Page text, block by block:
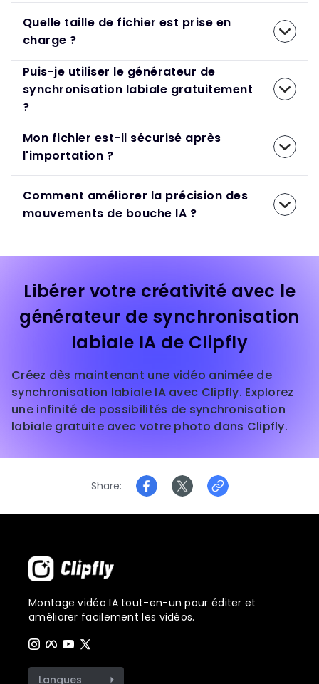
Quelle taille de fichier est prise en
charge ?
Puis-je utiliser le générateur de
synchronisation labiale gratuitement
?
Mon fichier est-il sécurisé après
l'importation ?
Comment améliorer la précision des
mouvements de bouche IA ?
Libérer votre créativité avec le
générateur de synchronisation
labiale IA de Clipfly
Créez dès maintenant une vidéo animée de
synchronisation labiale IA avec Clipfly. Explorez
une infinité de possibilités de synchronisation
labiale gratuite avec votre photo dans Clipfly.
Share
Montage vidéo IA tout-en-un pour éditer et
améliorer facilement les vidéos.
Langues